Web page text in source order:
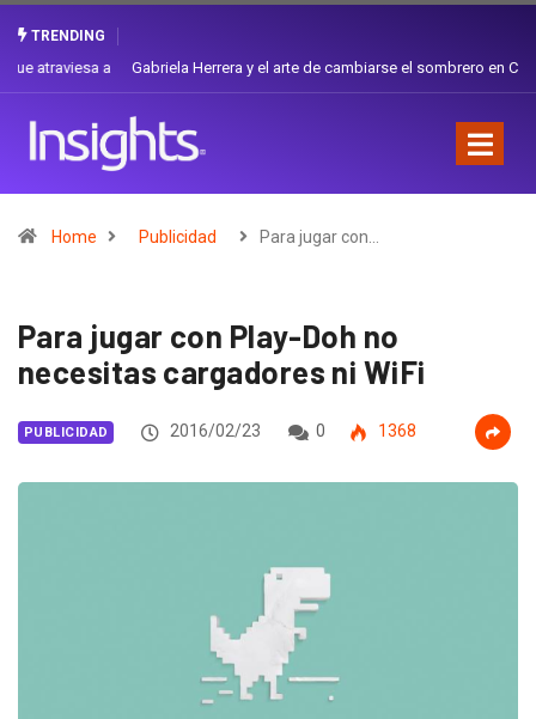
TRENDING
Gabriela Herrera y el arte de cambiarse el sombrero en Corporación
Home Publicidad Para jugar con…
Para jugar con Play-Doh no
necesitas cargadores ni WiFi
PUBLICIDAD 2016/02/23 0 1368